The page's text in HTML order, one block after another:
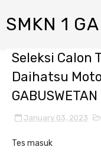
SMKN 1
Seleksi Calon
Daihatsu
GABUSWETAN
January 03, 2023
Tes masuk